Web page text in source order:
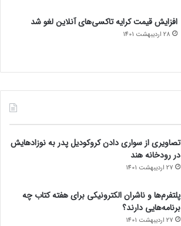
افزایش قیمت کرایه تاکسی‌های آنلاین لغو شد
28 اردیبهشت 1401
تصاویری از سواری دادن کروکودیل پدر به نوزادهایش
در رودخانه هند
27 اردیبهشت 1401
پلتفرم‌ها و ناشران الکترونیکی برای هفته کتاب چه
برنامه‌هایی دارند؟
27 اردیبهشت 1401